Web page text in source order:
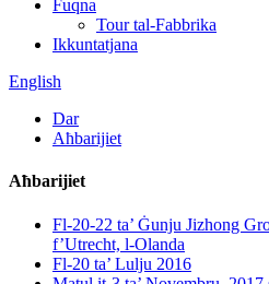
Fuqna
Tour tal-Fabbrika
Ikkuntatjana
English
Dar
Aħbarijiet
Aħbarijiet
Fl-20-22 ta’ Ġunju Jizhong
f’Utrecht, l-Olanda
Fl-20 ta’ Lulju 2016